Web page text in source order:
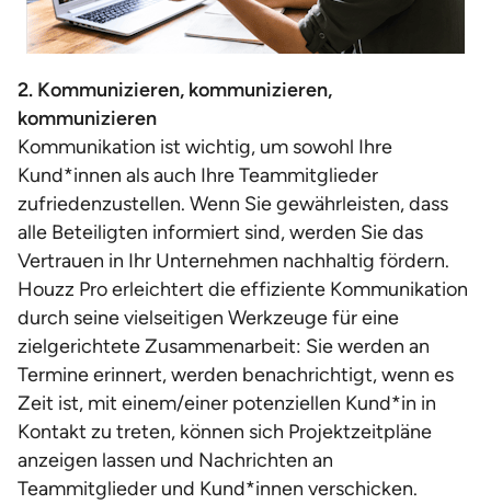
2. Kommunizieren, kommunizieren,
kommunizieren
Kommunikation ist wichtig, um sowohl Ihre
Kund*innen als auch Ihre Teammitglieder
zufriedenzustellen. Wenn Sie gewährleisten, dass
alle Beteiligten informiert sind, werden Sie das
Vertrauen in Ihr Unternehmen nachhaltig fördern.
Houzz Pro erleichtert die effiziente Kommunikation
durch seine vielseitigen Werkzeuge für eine
zielgerichtete Zusammenarbeit: Sie werden an
Termine erinnert, werden benachrichtigt, wenn es
Zeit ist, mit einem/einer potenziellen Kund*in in
Kontakt zu treten, können sich Projektzeitpläne
anzeigen lassen und Nachrichten an
Teammitglieder und Kund*innen verschicken.